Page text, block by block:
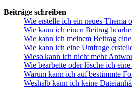
Beiträge schreiben
Wie erstelle ich ein neues Thema
Wie kann ich einen Beitrag
Wie kann ich meinem Beitrag
Wie kann ich eine Umfrage
Wieso kann ich nicht mehr
Wie bearbeite oder lösche ich
Warum kann ich auf bestimmte
Weshalb kann ich keine